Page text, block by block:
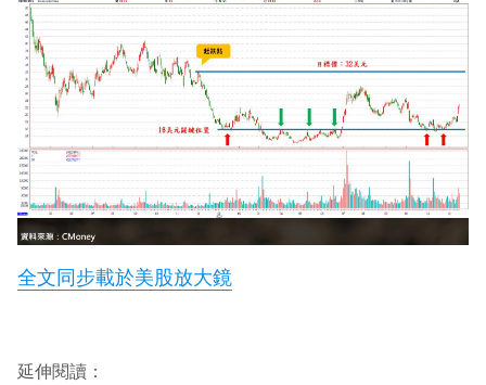
全文同步載於美股放大鏡
延伸閱讀：